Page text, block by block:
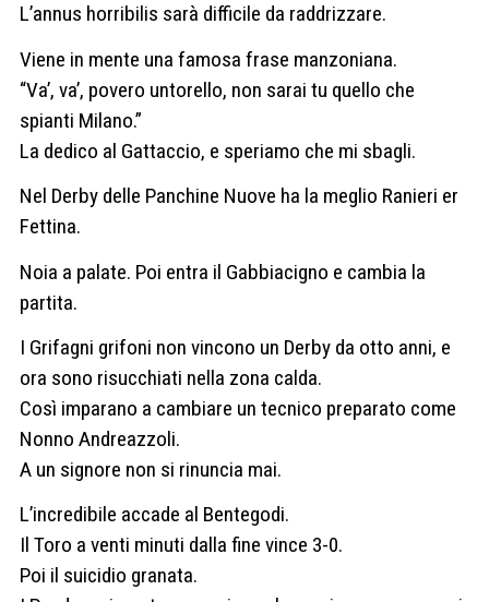
L’annus horribilis sarà difficile da raddrizzare.
Viene in mente una famosa frase manzoniana.
“Va’, va’, povero untorello, non sarai tu quello che
spianti Milano.”
La dedico al Gattaccio, e speriamo che mi sbagli.
Nel Derby delle Panchine Nuove ha la meglio Ranieri er
Fettina.
Noia a palate. Poi entra il Gabbiacigno e cambia la
partita.
I Grifagni grifoni non vincono un Derby da otto anni, e
ora sono risucchiati nella zona calda.
Così imparano a cambiare un tecnico preparato come
Nonno Andreazzoli.
A un signore non si rinuncia mai.
L’incredibile accade al Bentegodi.
Il Toro a venti minuti dalla fine vince 3-0.
Poi il suicidio granata.